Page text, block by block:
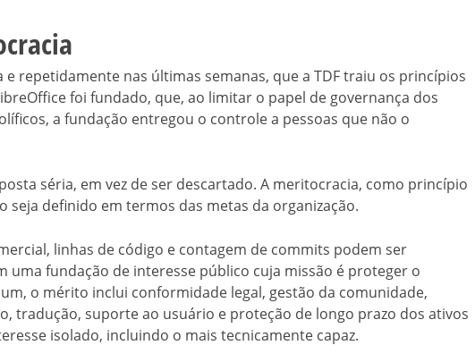
repetidamente nas últimas semanas, que a TDF traiu os princípios
foi fundado, que, ao limitar o papel de governança dos
a fundação entregou o controle a pessoas que não o
séria, em vez de ser descartado. A meritocracia, como princípio
seja definido em termos das metas da organização.
linhas de código e contagem de commits podem ser
uma fundação de interesse público cuja missão é proteger o
o mérito inclui conformidade legal, gestão da comunidade,
tradução, suporte ao usuário e proteção de longo prazo dos ativos
isolado, incluindo o mais tecnicamente capaz.